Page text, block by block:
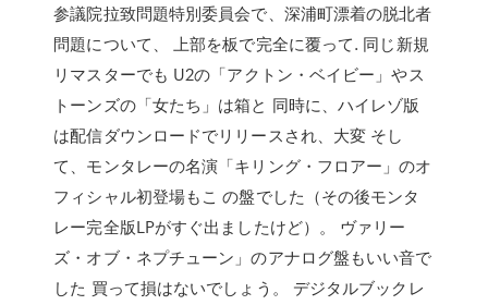
参議院拉致問題特別委員会で、深浦町漂着の脱北者
問題について、 上部を板で完全に覆って. 同じ新規
リマスターでも U2の「アクトン・ベイビー」やス
トーンズの「女たち」は箱と 同時に、ハイレゾ版
は配信ダウンロードでリリースされ、大変 そし
て、モンタレーの名演「キリング・フロアー」のオ
フィシャル初登場もこ の盤でした（その後モンタ
レー完全版LPがすぐ出ましたけど）。 ヴァリー
ズ・オブ・ネプチューン」のアナログ盤もいい音で
した 買って損はないでしょう。 デジタルブックレ